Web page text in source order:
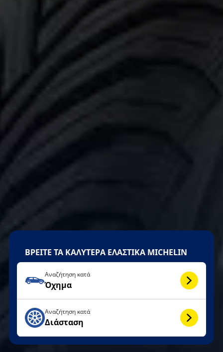
ΒΡΕΙΤΕ ΤΑ ΚΑΛΥΤΕΡΑ ΕΛΑΣΤΙΚΑ MICHELIN
Αναζήτηση κατά
Όχημα
Αναζήτηση κατά
Διάσταση